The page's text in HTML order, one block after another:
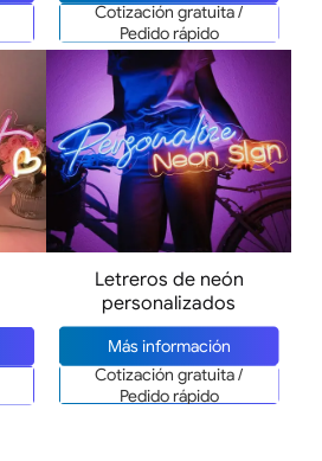
Cotización gratuita /
Pedido rápido
Letreros de neón
personalizados
Más información
Cotización gratuita /
Pedido rápido